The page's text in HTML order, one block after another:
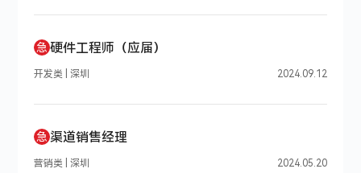
急 硬件工程师（应届）
开发类 | 深圳 2024.09.12
急 渠道销售经理
营销类 | 深圳 2024.05.20